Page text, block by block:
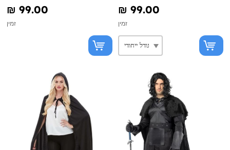
₪‎ 99.00
זמין
₪‎ 99.00
זמין